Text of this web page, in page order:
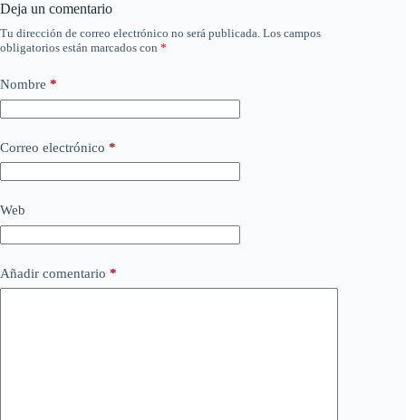
Deja un comentario
Tu dirección de correo electrónico no será publicada. Los campos
obligatorios están marcados con *
Nombre *
Correo electrónico *
Web
Añadir comentario *